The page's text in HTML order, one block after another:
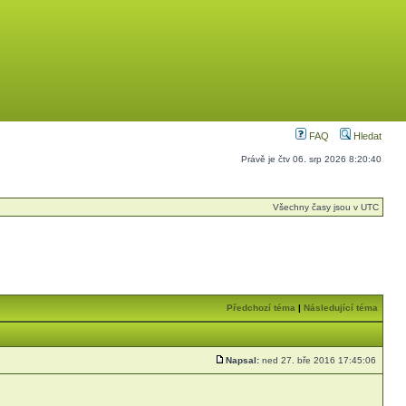
FAQ Hledat
Právě je čtv 06. srp 2026 8:20:40
Všechny časy jsou v UTC
Předchozí téma | Následující téma
Napsal: ned 27. bře 2016 17:45:06